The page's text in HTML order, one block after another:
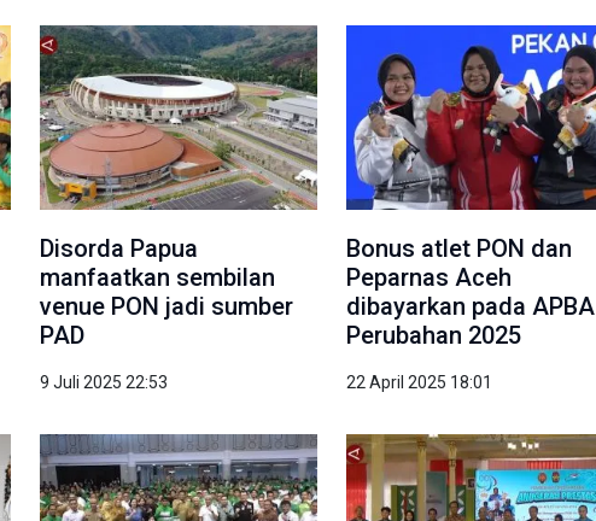
Disorda Papua
manfaatkan sembilan
venue PON jadi sumber
PAD
9 Juli 2025 22:53
Bonus atlet PON dan
Peparnas Aceh
dibayarkan pada APBA
Perubahan 2025
22 April 2025 18:01